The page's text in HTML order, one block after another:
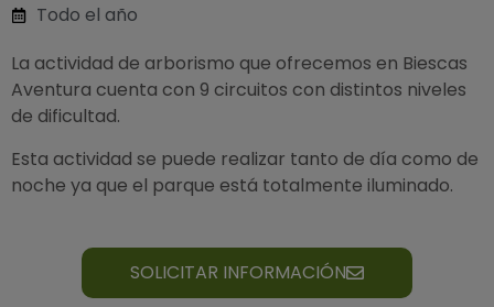
Todo el año
La actividad de arborismo que ofrecemos en Biescas
Aventura cuenta con 9 circuitos con distintos niveles
de dificultad.
Esta actividad se puede realizar tanto de día como de
noche ya que el parque está totalmente iluminado.
SOLICITAR INFORMACIÓN